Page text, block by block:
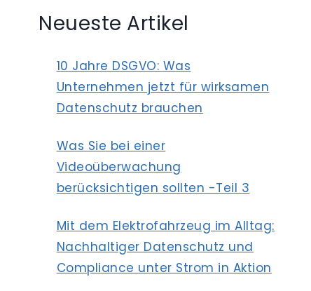
Neueste Artikel
10 Jahre DSGVO: Was
Unternehmen jetzt für wirksamen
Datenschutz brauchen
Was Sie bei einer
Videoüberwachung
berücksichtigen sollten -Teil 3
Mit dem Elektrofahrzeug im Alltag:
Nachhaltiger Datenschutz und
Compliance unter Strom in Aktion